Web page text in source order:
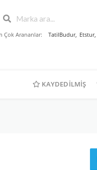
Çok Arananlar: TatilBudur, Etstur,
KAYDEDILMIŞ